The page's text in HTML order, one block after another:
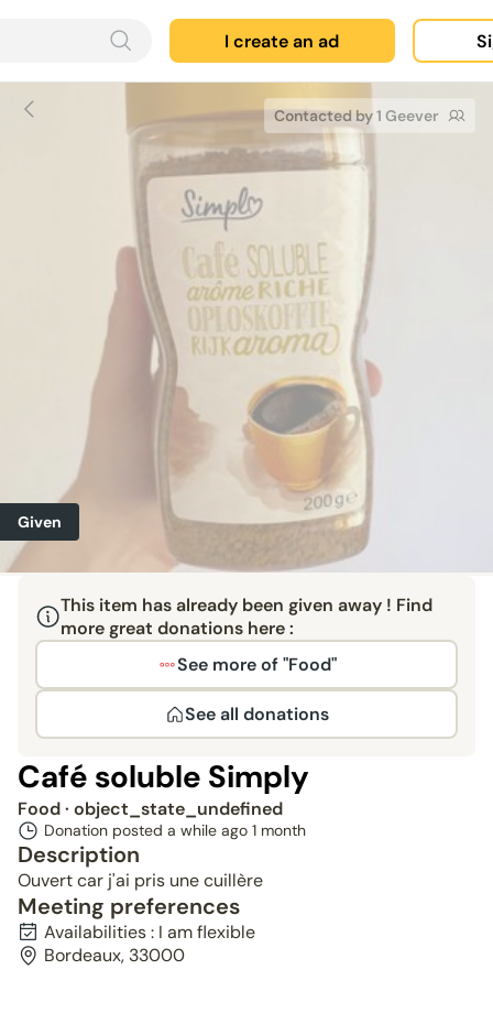
I create an ad
Contacted by 1 Geever
Given
This item has already been given away ! Find
more great donations here :
See more of "Food"
See all donations
Café soluble Simply
Food· object_state_undefined
Donation posted a while ago 1 month
Description
Ouvert car j'ai pris une cuillère
Meeting preferences
Availabilities : I am flexible
Bordeaux, 33000